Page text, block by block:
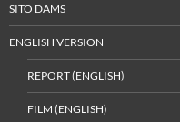
SITO DAMS
ENGLISH VERSION
REPORT (ENGLISH)
FILM (ENGLISH)